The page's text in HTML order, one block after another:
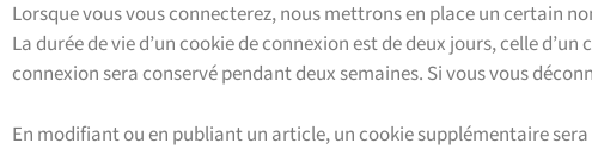
Lorsque vous vous connecterez, nous mettrons en place un certain
La durée de vie d’un cookie de connexion est de deux jours, celle
connexion sera conservé pendant deux semaines. Si vous vous
En modifiant ou en publiant un article, un cookie supplémentaire